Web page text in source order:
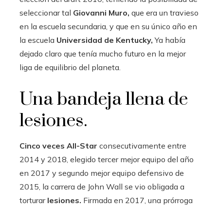
seleccionar tal Giovanni Muro, que era un travieso
en la escuela secundaria, y que en su único año en
la escuela Universidad de Kentucky, Ya había
dejado claro que tenía mucho futuro en la mejor
liga de equilibrio del planeta.
Una bandeja llena de
lesiones.
Cinco veces All-Star consecutivamente entre
2014 y 2018, elegido tercer mejor equipo del año
en 2017 y segundo mejor equipo defensivo de
2015, la carrera de John Wall se vio obligada a
torturar lesiones. Firmada en 2017, una prórroga